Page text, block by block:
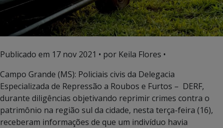
Publicado em 17 nov 2021 • por Keila Flores •
Campo Grande (MS): Policiais civis da Delegacia
Especializada de Repressão a Roubos e Furtos – DERF,
durante diligências objetivando reprimir crimes contra o
patrimônio na região sul da cidade, nesta terça-feira (16),
receberam informações de que um indivíduo havia